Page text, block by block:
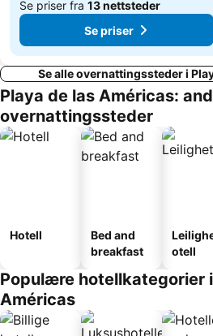
Jardín Botánico
Las
Se priser fra 13 nettsteder
Se priser
Se alle overnattingssteder i
Playa de las Américas:
overnattingssteder
Hotell
Bed and
breakfast
otell
Populære hotellkategorier
Américas